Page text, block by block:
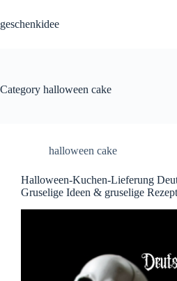
content
geschenkidee
Category halloween cake
halloween cake
Halloween-Kuchen-Lieferung
Gruselige Ideen & gruselige